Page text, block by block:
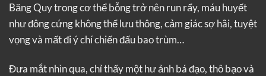
Băng Quy trong cơ thể bỗng trở nên run rẩy, máu huyết
như đông cứng không thể lưu thông, cảm giác sợ hãi, tuyệt
vọng và mất đi ý chí chiến đấu bao trùm…
Đưa mắt nhìn qua, chỉ thấy một hư ảnh bá đạo, thô bạo và